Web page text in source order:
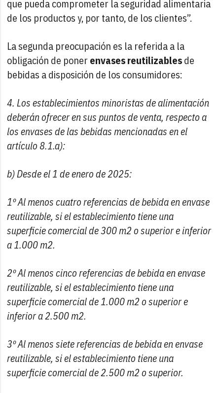
que pueda comprometer la seguridad alimentaria
de los productos y, por tanto, de los clientes”.
La segunda preocupación es la referida a la
obligación de poner envases reutilizablesde
bebidas a disposición de los consumidores:
4. Los establecimientos minoristas de alimentación
deberán ofrecer en sus puntos de venta, respecto a
los envases de las bebidas mencionadas en el
artículo 8.1.a):
b) Desde el 1 de enero de 2025:
1º Al menos cuatro referencias de bebida en envase
reutilizable, si el establecimiento tiene una
superficie comercial de 300 m2 o superior e inferior
a 1.000 m2.
2º Al menos cinco referencias de bebida en envase
reutilizable, si el establecimiento tiene una
superficie comercial de 1.000 m2 o superior e
inferior a 2.500 m2.
3º Al menos siete referencias de bebida en envase
reutilizable, si el establecimiento tiene una
superficie comercial de 2.500 m2 o superior.